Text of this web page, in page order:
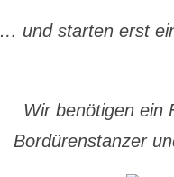
… und starten erst
Wir benötigen ein
Bordürenstanzer